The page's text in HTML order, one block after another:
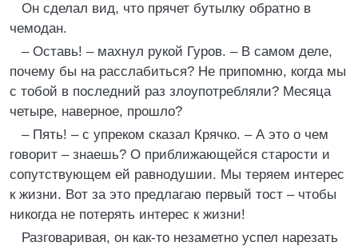
Он сделал вид, что прячет бутылку обратно в
чемодан.
– Оставь! – махнул рукой Гуров. – В самом деле,
почему бы на расслабиться? Не припомню, когда мы
с тобой в последний раз злоупотребляли? Месяца
четыре, наверное, прошло?
– Пять! – с упреком сказал Крячко. – А это о чем
говорит – знаешь? О приближающейся старости и
сопутствующем ей равнодушии. Мы теряем интерес
к жизни. Вот за это предлагаю первый тост – чтобы
никогда не потерять интерес к жизни!
Разговаривая, он как-то незаметно успел нарезать